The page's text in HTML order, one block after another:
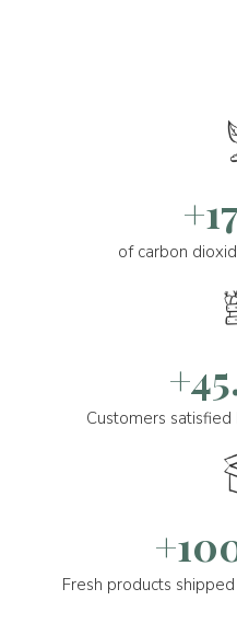
of carbon
Customers
Fresh products